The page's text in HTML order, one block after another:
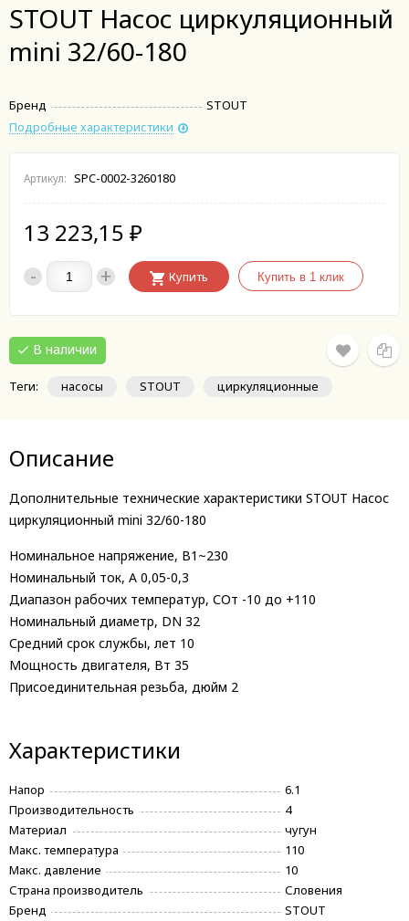
STOUT Насос циркуляционный
mini 32/60-180
Бренд
STOUT
Подробные характеристики
Артикул: SPC-0002-3260180
13 223,15 ₽
- + Купить
В наличии
Теги: насосы STOUT циркуляционные
Описание
Дополнительные технические характеристики STOUT Насос
циркуляционный mini 32/60-180
Номинальное напряжение, В1~230
Номинальный ток, А 0,05-0,3
Диапазон рабочих температур, СОт -10 до +110
Номинальный диаметр, DN 32
Средний срок службы, лет 10
Мощность двигателя, Вт 35
Присоединительная резьба, дюйм 2
Характеристики
Напор
6.1
Производительность
4
Материал
чугун
Макс. температура
110
Макс. давление
10
Страна производитель
Словения
Бренд
STOUT